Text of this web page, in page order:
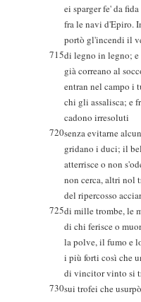
ei sparger fe' da
fra le navi d'Epiro.
portò gl'incendi il
715di legno in legno; e
già correano al
entran nel campo i
chi gli assalisca; e
cadono irresoluti
720senza evitarne
gridano i duci; il
atterrisce o non
non cerca, altri nol
del ripercosso
725di mille trombe, le
di chi ferisce o
la polve, il fumo e
i più forti così che
di vincitor vinto si
730sui trofei che